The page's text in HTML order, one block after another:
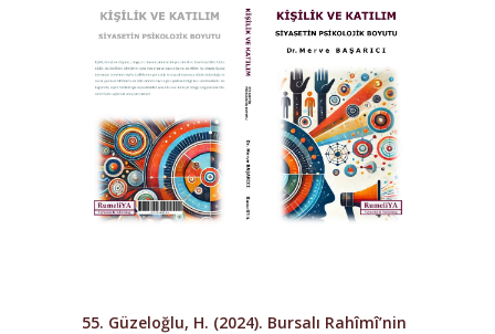
55. Güzeloğlu, H. (2024). Bursalı Rahîmî’nin